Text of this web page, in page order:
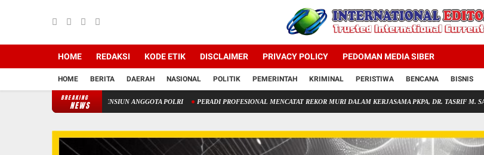
HOME REDAKSI KODE ETIK DISCLAIMER PRIVACY POLICY PEDOMAN MEDIA SIBER
HOME BERITA DAERAH NASIONAL POLITIK PEMERINTAH KRIMINAL PERISTIWA BENCANA BISNIS
BREAKING
NEWS
USIA PENSIUN ANGGOTA POLRI PERADI PROFESIONAL MENCATAT REKOR MURI DALAM KERJASAMA PKPA, DR. TASRIF M. SALEH, SH., MH: